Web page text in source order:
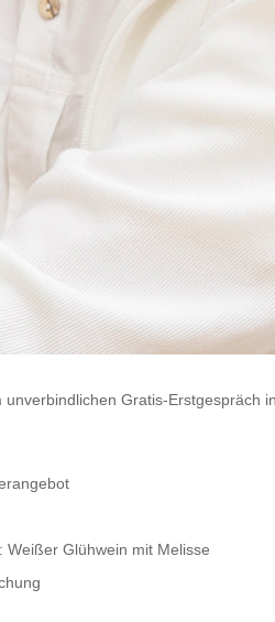
Gratis-Erstgespräch
Weißer Glühwein mit Melisse